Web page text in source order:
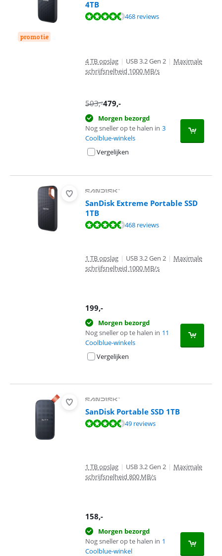
promotie
4TB
Beoordeling is 9,2 van de 10, gebaseerd op 468 reviews.
468 reviews
4 TB opslag | USB 3.2 Gen 2 | Maximale
schrijfsnelheid 1000 MB/s
503,-479,-
Morgen bezorgd
Nog sneller op te halen in 3
Coolblue-winkels
Vergelijken
SanDisk Extreme Portable SSD
1TB
Beoordeling is 9,2 van de 10, gebaseerd op 468 reviews.
468 reviews
1 TB opslag | USB 3.2 Gen 2 | Maximale
schrijfsnelheid 1000 MB/s
199,-
Morgen bezorgd
Nog sneller op te halen in 11
Coolblue-winkels
Vergelijken
SanDisk Portable SSD 1TB
Beoordeling is 8,7 van de 10, gebaseerd op 49 reviews.
49 reviews
1 TB opslag | USB 3.2 Gen 2 | Maximale
schrijfsnelheid 800 MB/s
158,-
Morgen bezorgd
Nog sneller op te halen in 1
Coolblue-winkel